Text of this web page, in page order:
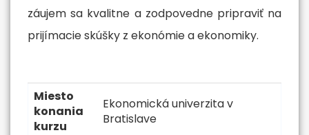
záujem sa kvalitne a zodpovedne pripraviť na
prijímacie skúšky z ekonómie a ekonomiky.
Miesto
konania
kurzu
Ekonomická univerzita v
Bratislave